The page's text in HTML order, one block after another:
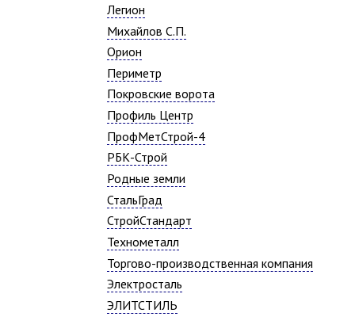
Легион
Михайлов С.П.
Орион
Периметр
Покровские ворота
Профиль Центр
ПрофМетСтрой-4
РБК-Строй
Родные земли
СтальГрад
СтройСтандарт
Технометалл
Торгово-производственная компания
Электросталь
ЭЛИТСТИЛЬ